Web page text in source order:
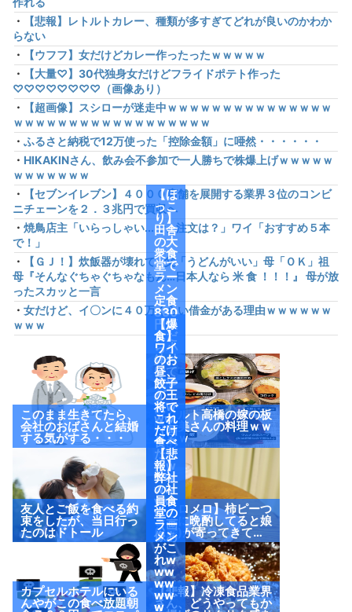
・
【悲報】レトルトカレー、種類が多すぎてどれが良いのかわか
らない
・
【ウフフ】女だけどカレー作ったったｗｗｗｗｗ
・
【大量♡】30代独身女だけどフライドポテト作った
♡♡♡♡♡♡♡♡（画像あり）
・
【超画像】スシローが迷走中ｗｗｗｗｗｗｗｗｗｗｗｗｗｗｗ
ｗｗｗｗｗｗｗｗｗｗｗｗｗｗｗｗｗｗ
・ ふるさと納税で12万使った「控除金額」に唖然・・・・・・
・ HIKAKINさん、飲み会不参加で一人勝ちで株爆上げｗｗｗｗｗ
ｗｗｗｗｗｗｗ
・
【セブンイレブン】４０００店舗を展開する業界３位のコンビ
ニチェーンを２．３兆円で買収へ
・ 焼鳥店主「いらっしゃい...で、注文は？」ワイ「おすすめ５本
で！」
・
【ＧＪ！】炊飯器が壊れて…父「うどんがいい」母「ＯＫ」祖
母『そんなぐちゃぐちゃなもん…日本人なら 米 食 ！！！』 母が放
ったスカッと一言
・ 女だけど、イ〇ンに４０万くらい借金がある理由ｗｗｗｗｗｗ
ｗｗｗ
このまま生きてたら、
会社のおばさんと結婚
する気がする・・・
ヤクルト高橋の嫁の板
野友美さんの料理ｗｗ
ｗｗｗ
友人とご飯を食べる約
束をしたが、当日行っ
たのはドトール
【ほ
っこ
り】
田舎
の大
衆食
堂で
ラー
メン
定食
830
円頼
んだ
ら小
鉢付
けて
来や
がっ
たw
ww
（画
像あ
り）
【メロメロ】柿ピーつ
まみに晩酌してると娘
(2歳)が寄ってきて…
カプセルホテルにいる
んやがこの食べ放題朝
【爆
食】
ワイ
のお
昼、
餃子
の王
将で
これ
だけ
食べ
たっ
たw
ww
ww
ww
w
（画
像あ
り）
【悲報】冷凍食品業界
さん、どうやってもか
【悲
報】
弊社
の社
員食
堂の
ラー
メン
がこ
れw
ww
ww
ww
w